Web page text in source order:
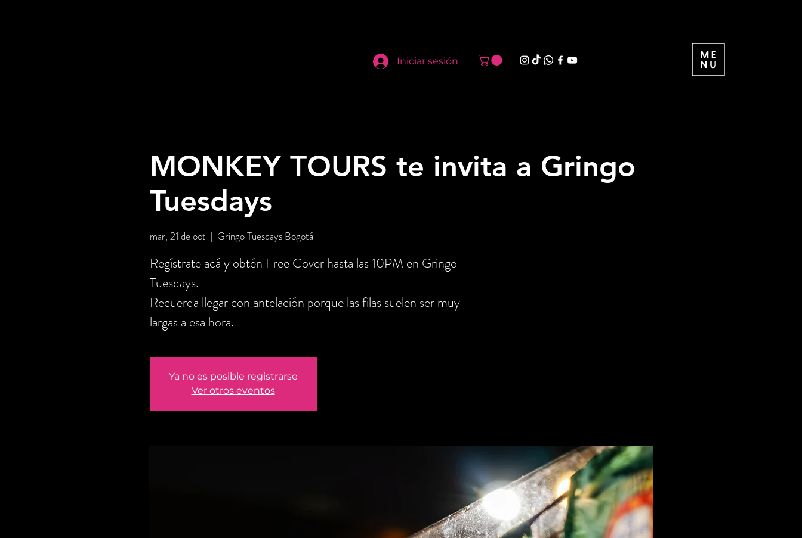
Iniciar sesión
MONKEY TOURS te invita a Gringo
Tuesdays
mar, 21 de oct
  |
Gringo Tuesdays Bogotá
Regístrate acá y obtén Free Cover hasta las 10PM en Gringo
Tuesdays.
Recuerda llegar con antelación porque las filas suelen ser muy
largas a esa hora.
Ya no es posible registrarse
Ver otros eventos